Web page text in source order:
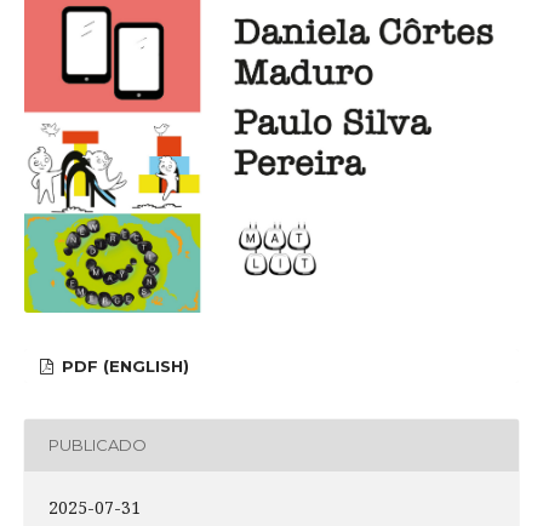
PDF (ENGLISH)
PUBLICADO
2025-07-31